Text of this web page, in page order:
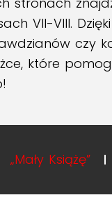
VII-VIII.
czy
które
„Mały Książę”